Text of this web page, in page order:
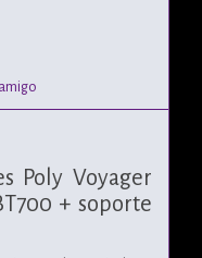
Poly Voyager
+ soporte